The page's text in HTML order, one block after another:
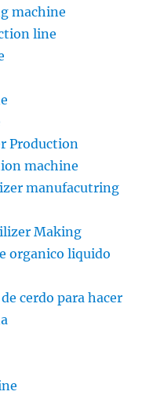
machine
line
Production
machine
manufacutring
Making
organico liquido
cerdo para hacer